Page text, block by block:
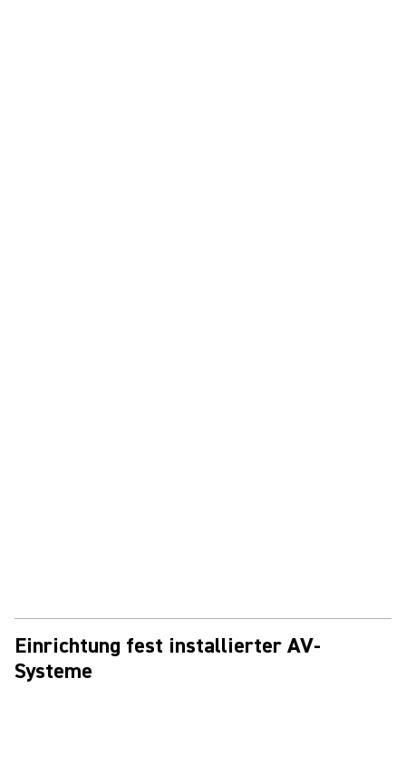
Einrichtung fest installierter AV-
Systeme